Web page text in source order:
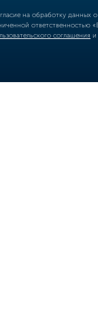
на обработку
соглашения и